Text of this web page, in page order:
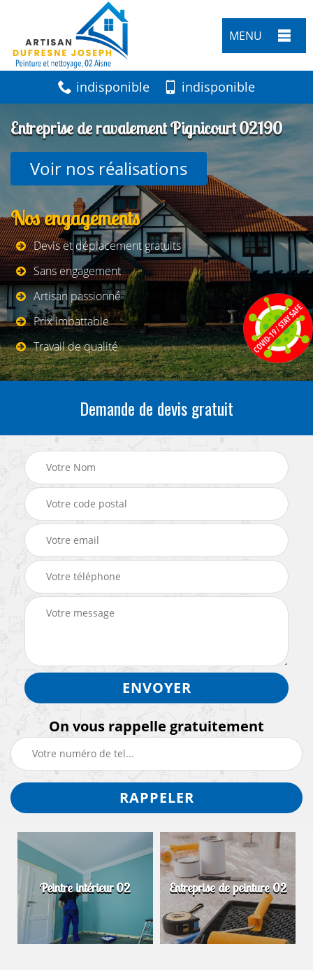
MENU
indisponible indisponible
Entreprise de ravalement Pignicourt 02190
Voir nos réalisations
Nos engagements
Devis et déplacement gratuits
Sans engagement
Artisan passionné
Prix imbattable
Travail de qualité
Demande de devis gratuit
On vous rappelle gratuitement
Peintre intérieur 02 Entreprise de peinture 02